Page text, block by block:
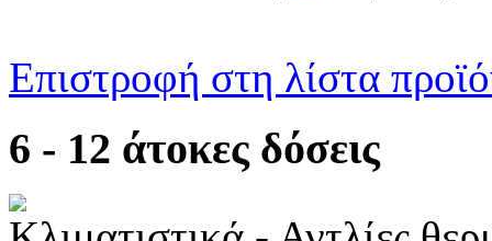
Επιστροφή στη λίστα
6 - 12 άτοκες δόσεις